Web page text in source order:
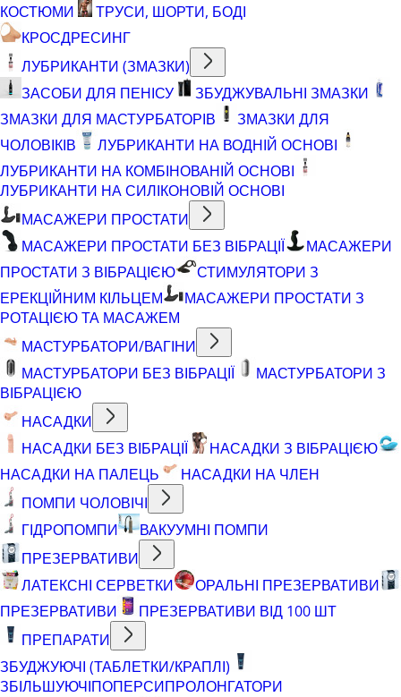
КОСТЮМИ
ТРУСИ, ШОРТИ, БОДІ
КРОСДРЕСИНГ
ЛУБРИКАНТИ (ЗМАЗКИ)
ЗАСОБИ ДЛЯ ПЕНІСУ
ЗБУДЖУВАЛЬНІ ЗМАЗКИ
ЗМАЗКИ ДЛЯ МАСТУРБАТОРІВ
ЗМАЗКИ ДЛЯ
ЧОЛОВІКІВ
ЛУБРИКАНТИ НА ВОДНІЙ ОСНОВІ
ЛУБРИКАНТИ НА КОМБІНОВАНІЙ ОСНОВІ
ЛУБРИКАНТИ НА СИЛІКОНОВІЙ ОСНОВІ
МАСАЖЕРИ ПРОСТАТИ
МАСАЖЕРИ ПРОСТАТИ БЕЗ ВІБРАЦІЇ
МАСАЖЕРИ
ПРОСТАТИ З ВІБРАЦІЄЮ
СТИМУЛЯТОРИ З
ЕРЕКЦІЙНИМ КІЛЬЦЕМ
МАСАЖЕРИ ПРОСТАТИ З
РОТАЦІЄЮ ТА МАСАЖЕМ
МАСТУРБАТОРИ/ВАГІНИ
МАСТУРБАТОРИ БЕЗ ВІБРАЦІЇ
МАСТУРБАТОРИ З
ВІБРАЦІЄЮ
НАСАДКИ
НАСАДКИ БЕЗ ВІБРАЦІЇ
НАСАДКИ З ВІБРАЦІЄЮ
НАСАДКИ НА ПАЛЕЦЬ
НАСАДКИ НА ЧЛЕН
ПОМПИ ЧОЛОВІЧІ
ГІДРОПОМПИ
ВАКУУМНІ ПОМПИ
ПРЕЗЕРВАТИВИ
ЛАТЕКСНІ СЕРВЕТКИ
ОРАЛЬНІ ПРЕЗЕРВАТИВИ
ПРЕЗЕРВАТИВИ
ПРЕЗЕРВАТИВИ ВІД 100 ШТ
ПРЕПАРАТИ
ЗБУДЖУЮЧІ (ТАБЛЕТКИ/КРАПЛІ)
ЗБІЛЬШУЮЧІПОПЕРСИПРОЛОНГАТОРИ